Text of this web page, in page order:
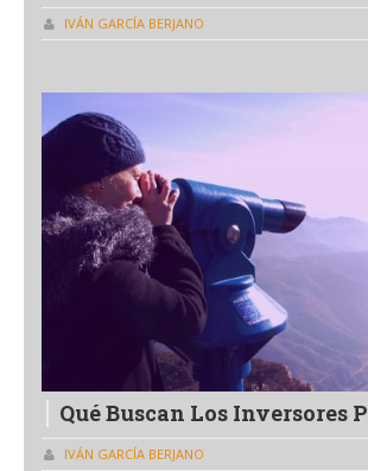
IVÁN GARCÍA BERJANO
Qué Buscan Los Inversores
IVÁN GARCÍA BERJANO